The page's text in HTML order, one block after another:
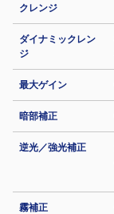
クレンジ
ダイナミックレン
ジ
最大ゲイン
暗部補正
逆光／強光補正
霧補正